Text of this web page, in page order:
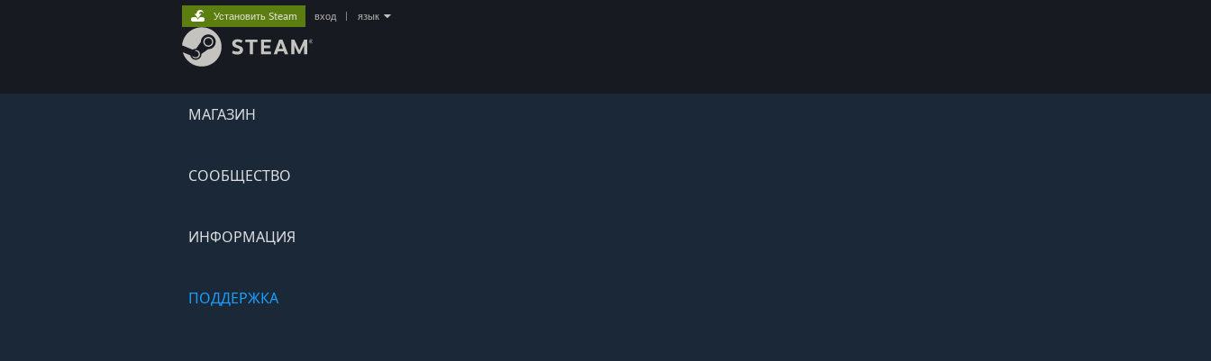
МАГАЗИН
СООБЩЕСТВО
ИНФОРМАЦИЯ
ПОДДЕРЖКА
Установить Steam вход язык